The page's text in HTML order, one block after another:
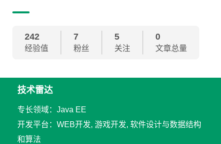
242
经验值
7
粉丝
5
关注
0
文章总量
技术雷达
专长领域：Java EE
开发平台：WEB开发, 游戏开发, 软件设计与数据结构
和算法